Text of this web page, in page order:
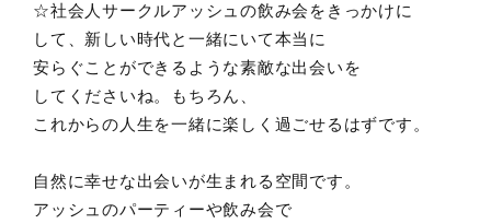
☆社会人サークルアッシュの飲み会をきっかけに
して、新しい時代と一緒にいて本当に
安らぐことができるような素敵な出会いを
してくださいね。もちろん、
これからの人生を一緒に楽しく過ごせるはずです。
自然に幸せな出会いが生まれる空間です。
アッシュのパーティーや飲み会で